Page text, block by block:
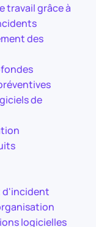
travail grâce à
des
de
d'incident
logicielles